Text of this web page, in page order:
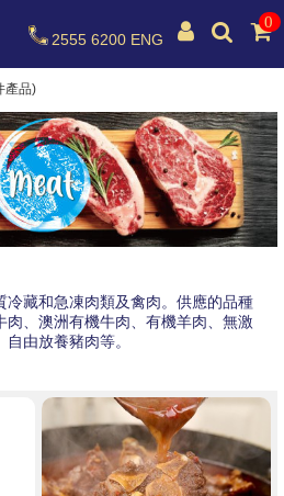
0
2555 6200 ENG
產品)
冷藏和急凍肉類及禽肉。供應的品種
肉、澳洲有機牛肉、有機羊肉、無激
自由放養豬肉等。